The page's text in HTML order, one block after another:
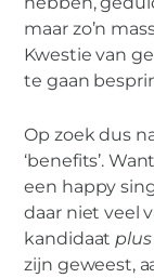
maar zo’n
Kwestie van
te gaan
Op zoek dus
‘benefits’.
een happy
daar niet veel
kandidaatplus
zijn geweest,